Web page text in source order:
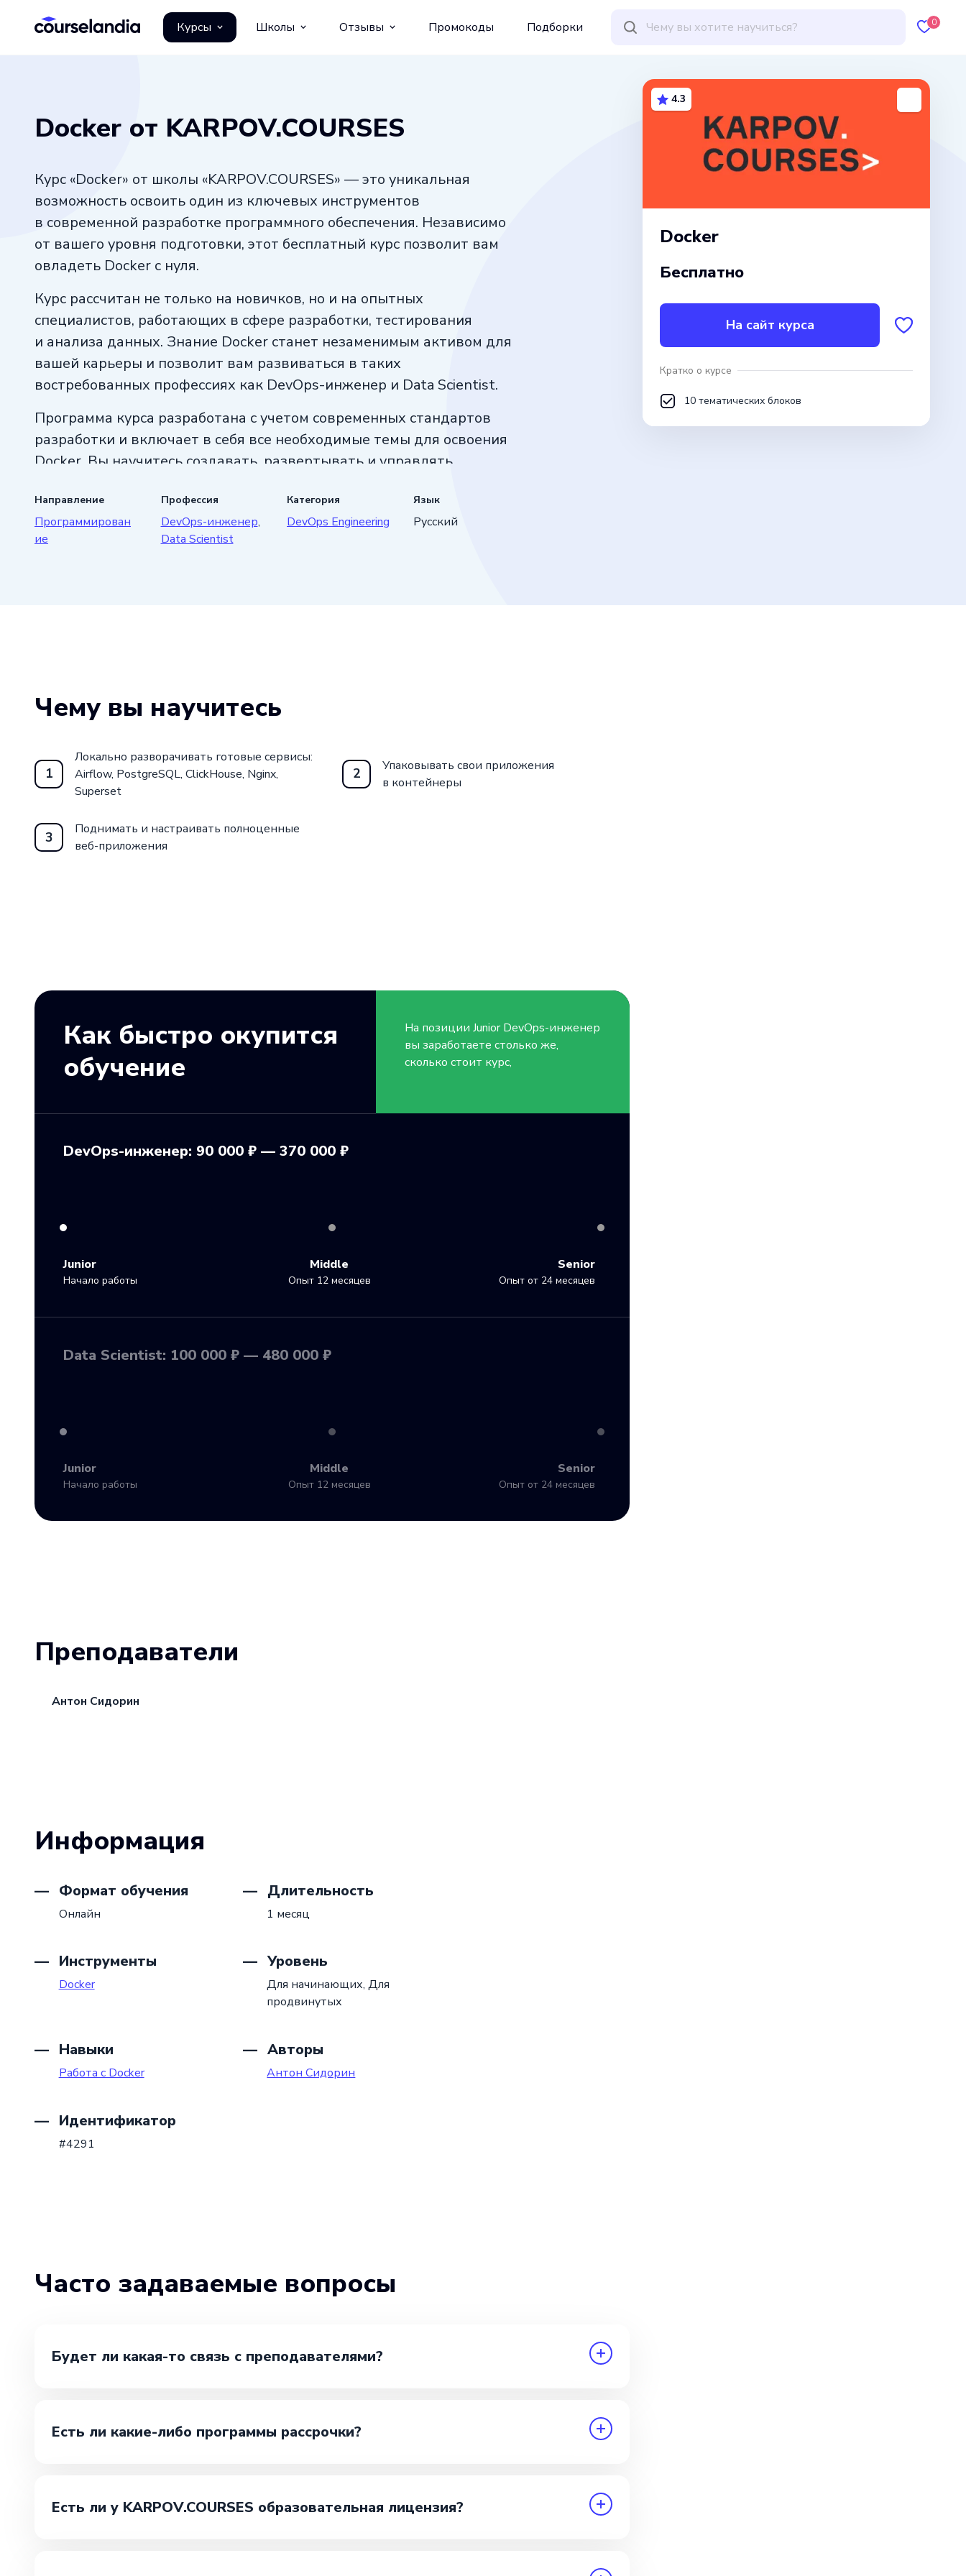
Курсы Школы Отзывы Промокоды Подборки 0
Docker от KARPOV.COURSES
Курс «Docker» от школы «KARPOV.COURSES» — это уникальная
возможность освоить один из ключевых инструментов
в современной разработке программного обеспечения. Независимо
от вашего уровня подготовки, этот бесплатный курс позволит вам
овладеть Docker с нуля.
Курс рассчитан не только на новичков, но и на опытных
специалистов, работающих в сфере разработки, тестирования
и анализа данных. Знание Docker станет незаменимым активом для
вашей карьеры и позволит вам развиваться в таких
востребованных профессиях как DevOps-инженер и Data Scientist.
Программа курса разработана с учетом современных стандартов
разработки и включает в себя все необходимые темы для освоения
Docker. Вы научитесь создавать, развертывать и управлять
и принципами создания приложений и сервисов.
Преподаватели школы «KARPOV.COURSES» — опытные
и откройте для себя новые возможности в программировании.
Зарегистрируйтесь сейчас и начните свой путь к успеху!
Направление
Программирован
ие
Профессия
DevOps-инженер,
Data Scientist
Категория
DevOps Engineering
Язык
Русский
4.3
Docker
Бесплатно
На сайт курса
Кратко о курсе
10 тематических блоков
Чему вы научитесь
1
Локально разворачивать готовые сервисы:
Airflow, PostgreSQL, ClickHouse, Nginx,
Superset
2
Упаковывать свои приложения
в контейнеры
3
Поднимать и настраивать полноценные
веб-приложения
Как быстро окупится
обучение
На позиции JuniorDevOps-инженер
вы заработаете столько же,
сколько стоит курс,
DevOps-инженер: 90 000 ₽ — 370 000 ₽
Junior
Начало работы
Middle
Опыт 12 месяцев
Senior
Опыт от 24 месяцев
Data Scientist: 100 000 ₽ — 480 000 ₽
Junior
Начало работы
Middle
Опыт 12 месяцев
Senior
Опыт от 24 месяцев
Преподаватели
Антон Сидорин
Информация
Формат обучения
Онлайн
Длительность
1 месяц
Инструменты
Docker
Уровень
Для начинающих,Для
продвинутых
Навыки
Работа с Docker
Авторы
Антон Сидорин
Идентификатор
#4291
Часто задаваемые вопросы
Будет ли какая-то связь с преподавателями?
Есть ли какие-либо программы рассрочки?
Есть ли у KARPOV.COURSES образовательная лицензия?